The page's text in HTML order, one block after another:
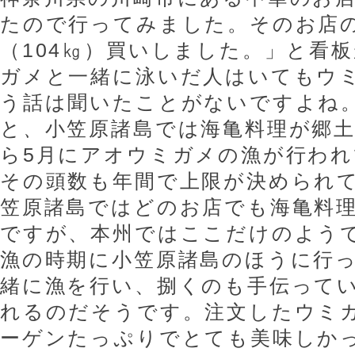
たので行ってみました。そのお店
（104㎏）買いしました。」と看
ガメと一緒に泳いだ人はいてもウ
う話は聞いたことがないですよね
と 、 小笠原諸島では海亀料理が郷
ら5月にアオウミガメの漁が行わ
その頭数も年間で上限が決められ
笠原諸島ではどのお店でも海亀料
ですが、本州ではここだけのよう
漁の時期に小笠原諸島のほうに行
緒に漁を行い、捌くのも手伝って
れるのだそうです。注文したウミ
ーゲンたっぷりでとても美味しか